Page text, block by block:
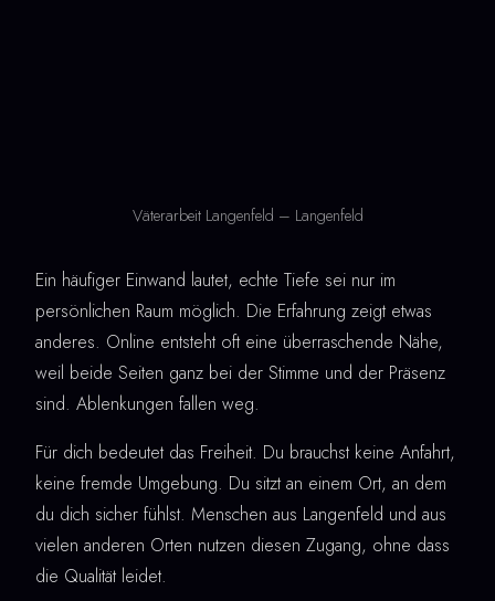
Väterarbeit Langenfeld – Langenfeld
Ein häufiger Einwand lautet, echte Tiefe sei nur im
persönlichen Raum möglich. Die Erfahrung zeigt etwas
anderes. Online entsteht oft eine überraschende Nähe,
weil beide Seiten ganz bei der Stimme und der Präsenz
sind. Ablenkungen fallen weg.
Für dich bedeutet das Freiheit. Du brauchst keine Anfahrt,
keine fremde Umgebung. Du sitzt an einem Ort, an dem
du dich sicher fühlst. Menschen aus Langenfeld und aus
vielen anderen Orten nutzen diesen Zugang, ohne dass
die Qualität leidet.